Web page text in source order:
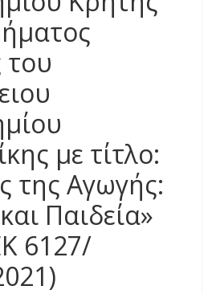
του
με τίτλο:
της Αγωγής:
Παιδεία»
6127/